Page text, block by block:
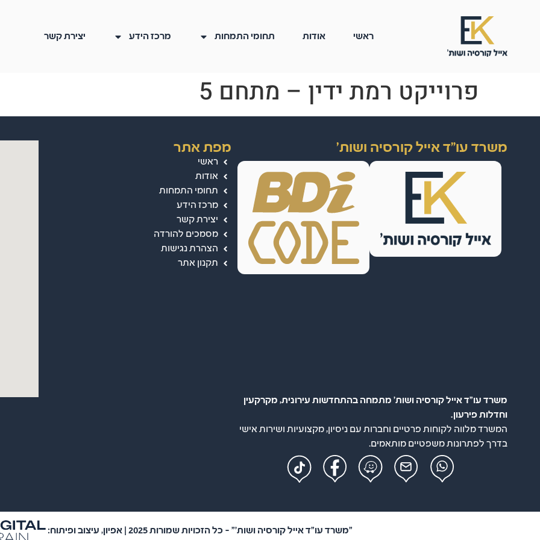
ראשי אודות תחומי התמחות מרכז הידע יצירת קשר
פרוייקט רמת ידין – מתחם 5
משרד עו"ד אייל קורסיה ושות'
משרד עו"ד אייל קורסיה ושות' מתמחה בהתחדשות עירונית, מקרקעין
וחדלות פירעון.
המשרד מלווה לקוחות פרטיים וחברות עם ניסיון, מקצועיות ושירות אישי
בדרך לפתרונות משפטיים מותאמים.
מפת אתר
ראשי
אודות
תחומי התמחות
מרכז הידע
יצירת קשר
מסמכים להורדה
הצהרת נגישות
תקנון אתר
"משרד עו"ד אייל קורסיה ושות'" – כל הזכויות שמורות 2025 | אפיון, עיצוב ופיתוח: